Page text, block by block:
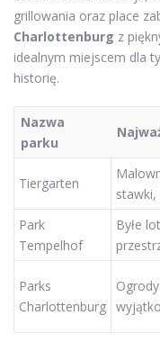
grillowania oraz place
Charlottenburg z
idealnym miejscem dla
historię.
Nazwa
parku
Tiergarten
Park
Tempelhof
Byłe
Parks
Charlottenburg